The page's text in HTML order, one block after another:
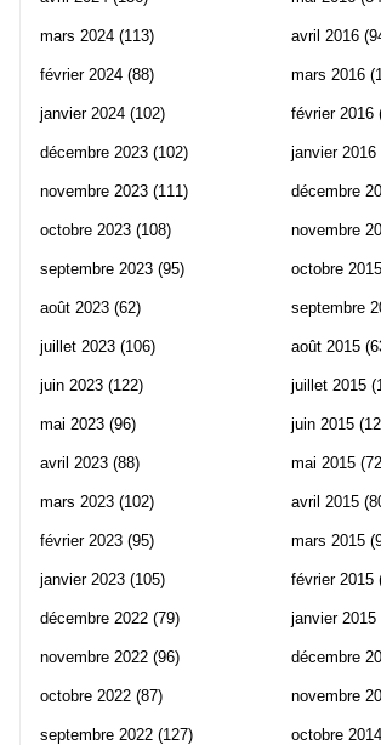
mars 2024 (113)
février 2024 (88)
janvier 2024 (102)
décembre 2023 (102)
novembre 2023 (111)
octobre 2023 (108)
septembre 2023 (95)
août 2023 (62)
juillet 2023 (106)
juin 2023 (122)
mai 2023 (96)
avril 2023 (88)
mars 2023 (102)
février 2023 (95)
janvier 2023 (105)
décembre 2022 (79)
novembre 2022 (96)
octobre 2022 (87)
septembre 2022 (127)
avril 2016
mars 2016
février 2016
janvier 2016
décembre
novembre
octobre 2015
septembre
août 2015
juillet 2015
juin 2015
mai 2015
avril 2015
mars 2015
février 2015
janvier 2015
décembre
novembre
octobre 2014